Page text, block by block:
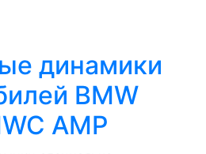
динамики
BMW
AMP